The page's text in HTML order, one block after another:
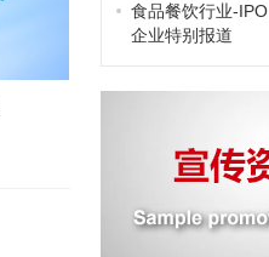
食品餐饮行业-IPO
企业特别报道